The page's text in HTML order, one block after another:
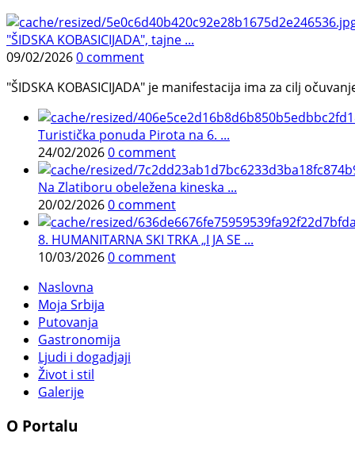
"ŠIDSKA KOBASICIJADA", tajne ...
09/02/20260 comment
"ŠIDSKA KOBASICIJADA" je manifestacija ima za cilj
Turistička ponuda Pirota na 6. ...
24/02/20260 comment
Na Zlatiboru obeležena kineska ...
20/02/20260 comment
8. HUMANITARNA SKI TRKA „I JA SE ...
10/03/20260 comment
Naslovna
Moja Srbija
Putovanja
Gastronomija
Ljudi i dogadjaji
Život i stil
Galerije
O Portalu